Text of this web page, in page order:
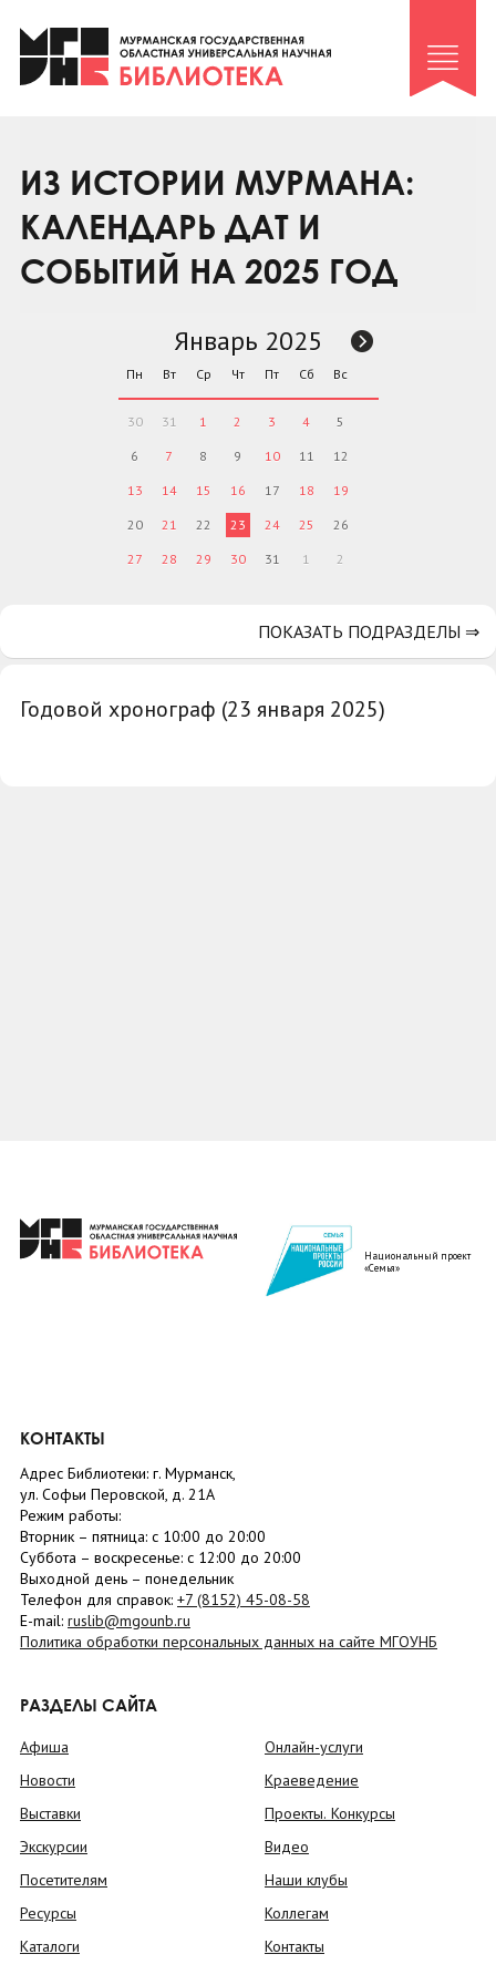
Клуб «Гиря и сельдерей»
Клуб «Семейный архив»
Коллегам
Контакты
ИЗ ИСТОРИИ МУРМАНА:
КАЛЕНДАРЬ ДАТ И
СОБЫТИЙ НА 2025 ГОД
Годовой хронограф (23 января 2025)
Январь 2025
Пн Вт Ср Чт Пт Сб Вс
30 31 1 2 3 4 5
6 7 8 9 10 11 12
13 14 15 16 17 18 19
20 21 22 23 24 25 26
27 28 29 30 31 1 2
ПОКАЗАТЬ ПОДРАЗДЕЛЫ ⇒
Национальный проект
«Семья»
КОНТАКТЫ
Адрес Библиотеки: г. Мурманск,
ул. Софьи Перовской, д. 21А
Режим работы:
Вторник – пятница: с 10:00 до 20:00
Суббота – воскресенье: c 12:00 до 20:00
Выходной день – понедельник
Телефон для справок: +7 (8152) 45-08-58
E-mail: ruslib@mgounb.ru
Политика обработки персональных данных на сайте МГОУНБ
РАЗДЕЛЫ САЙТА
Афиша
Новости
Выставки
Экскурсии
Посетителям
Ресурсы
Каталоги
Онлайн-услуги
Краеведение
Проекты. Конкурсы
Видео
Наши клубы
Коллегам
Контакты